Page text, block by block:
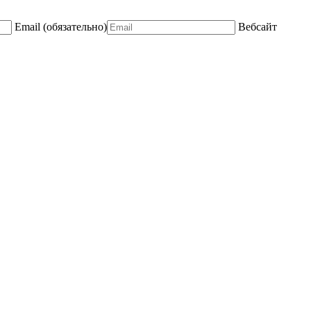
Email (обязательно) Вебсайт